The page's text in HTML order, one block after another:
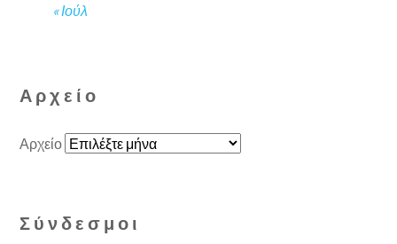
« Ιούλ
Αρχείο
Αρχείο
Σύνδεσμοι